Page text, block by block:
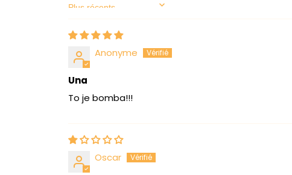
Sort by
Anonyme
Una
To je bomba!!!
Oscar